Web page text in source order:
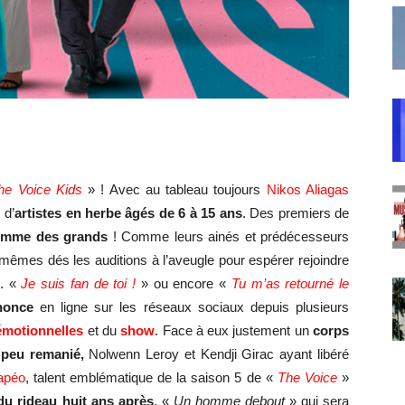
Voice Kids » ! Avec au tableau toujours Nikos Aliagas
artistes en herbe âgés de 6 à 15 ans. Des premiers de
des grands ! Comme leurs ainés et prédécesseurs
dés les auditions à l’aveugle pour espérer rejoindre
«Je suis fan de toi ! » ou encore « Tu m’as retourné le
en ligne sur les réseaux sociaux depuis plusieurs
et dushow. Face à eux justement uncorps
remanié,Nolwenn Leroy et Kendji Girac ayant libéré
, talent emblématique de la saison 5 de « The Voice»
rideau huit ans après. « Un homme debout» qui sera